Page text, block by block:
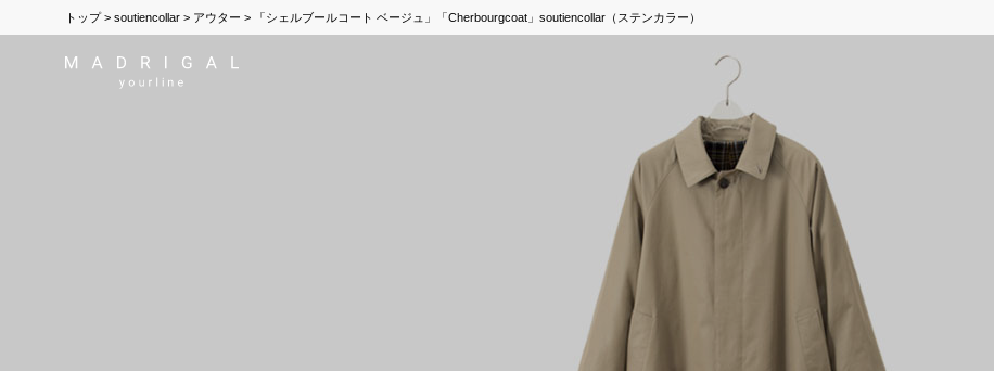
トップ soutiencollar アウター 「シェルブールコート ベージュ」「Cherbourgcoat」soutiencollar（ステンカラー）